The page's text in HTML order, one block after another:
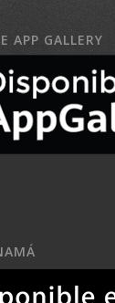
APP GALLERY